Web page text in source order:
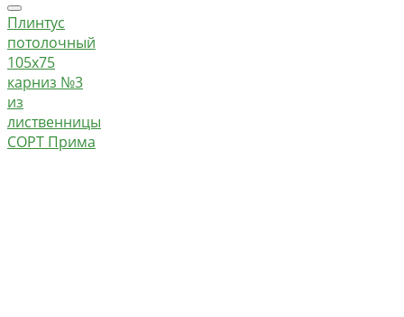
Плинтус
потолочный
105х75
карниз №3
из
лиственницы
СОРТ Прима